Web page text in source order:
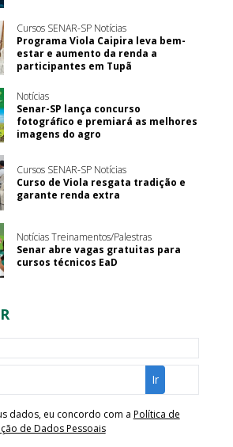
Cursos SENAR-SP Notícias
Programa Viola Caipira leva bem-
estar e aumento da renda a
participantes em Tupã
Notícias
Senar-SP lança concurso
fotográfico e premiará as melhores
imagens do agro
Cursos SENAR-SP Notícias
Curso de Viola resgata tradição e
garante renda extra
Notícias Treinamentos/Palestras
Senar abre vagas gratuitas para
cursos técnicos EaD
dados, eu concordo com a Política de
de Dados Pessoais